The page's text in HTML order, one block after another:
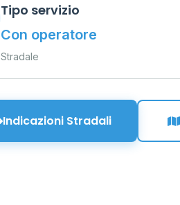
Tipo servizio
Con operatore
Stradale
Indicazioni Stradali